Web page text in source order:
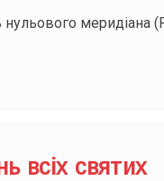
меридіана
всіх святих